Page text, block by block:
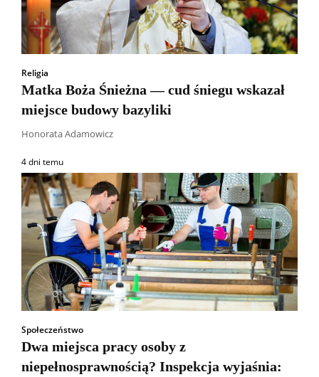
Religia
Matka Boża Śnieżna — cud śniegu wskazał
miejsce budowy bazyliki
Honorata Adamowicz
4 dni temu
Społeczeństwo
Dwa miejsca pracy osoby z
niepełnosprawnością? Inspekcja wyjaśnia: